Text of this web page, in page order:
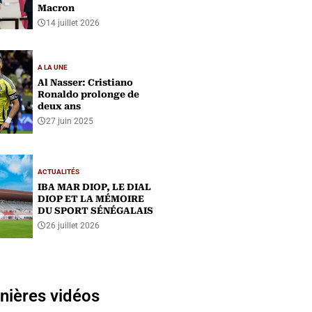
Macron
14 juillet 2026
A LA UNE
Al Nasser: Cristiano
Ronaldo prolonge de
deux ans
27 juin 2025
ACTUALITÉS
IBA MAR DIOP, LE DIAL
DIOP ET LA MÉMOIRE
DU SPORT SÉNÉGALAIS
26 juillet 2026
vidéos